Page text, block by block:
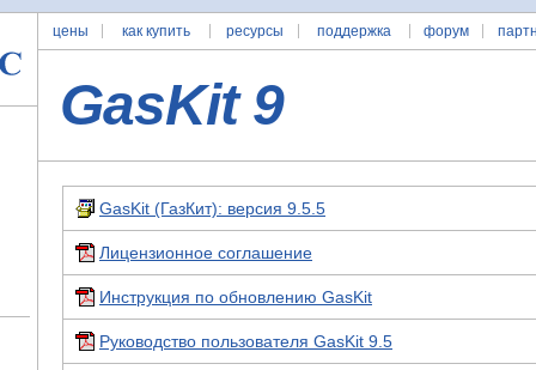
цены как купить ресурсы поддержка форум
GasKit 9
GasKit (ГазКит): версия 9.5.5
Лицензионное соглашение
Инструкция по обновлению GasKit
Руководство пользователя GasKit 9.5